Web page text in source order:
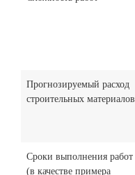
Прогнозируемый расход
строительных материалов
Сроки выполнения работ
(в качестве примера